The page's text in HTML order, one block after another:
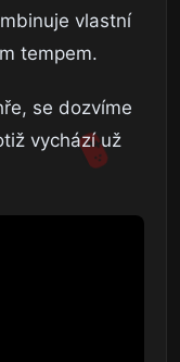
vlastní
tempem.
se dozvíme
vychází už